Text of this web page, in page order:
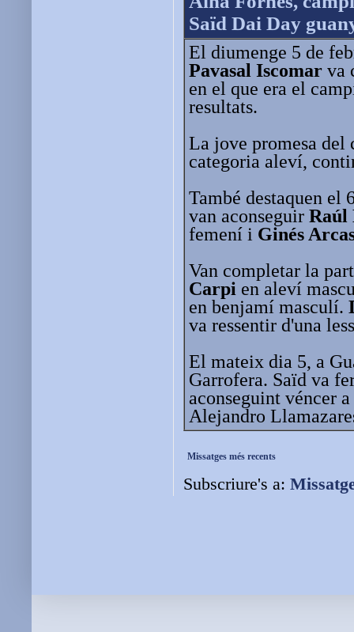
Saïd Dai Day
El diumenge 5 de
Pavasal Iscomar va
en el que era el
resultats.
La jove promesa
categoria aleví,
També destaquen el
van aconseguir Raúl
femení i Ginés
Van completar la
Carpi en aleví
en benjamí masculí.
va ressentir d'una
El mateix dia 5, a
Garrofera. Saïd va
aconseguint véncer
Alejandro
Missatges més recents
Subscriure's a: